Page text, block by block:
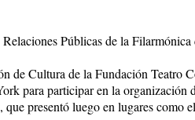
Públicas de la
de Cultura de la Fundación
para participar en la
, que presentó luego en lugares como